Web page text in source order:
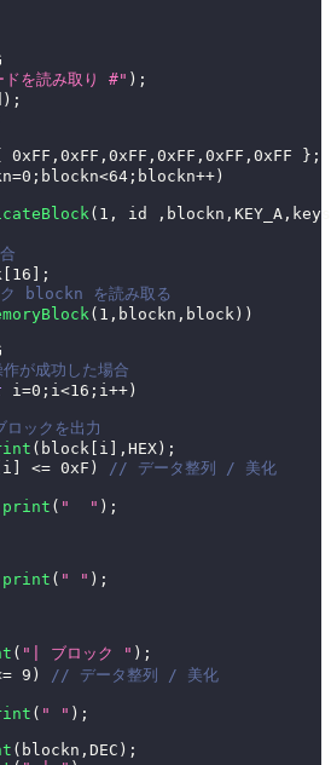
ドを読み取り #" ) ;
) ;
0xFF , 0xFF , 0xFF , 0xFF , 0xFF , 0xFF } ;
=0 ; blockn<64 ; blockn++)
( 1 , id , blockn , KEY_A , keys
[ 16 ] ;
blockn を読み取る
( 1 , blockn , block ) )
が成功した場合
i =0 ; i <16 ; i ++)
ックを出力
( block [ i ] , HEX) ;
i ] <= 0xF )
// データ整列 / 美化
print ( "  " ) ;
print ( " " ) ;
( "| ブロック " ) ;
9 )
// データ整列 / 美化
( " " ) ;
( blockn , DEC ) ;